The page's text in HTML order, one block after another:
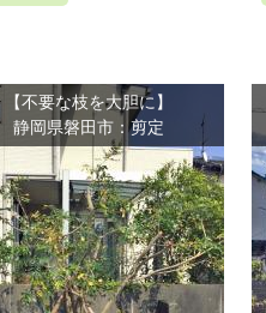
【不要な枝を大胆に】
静岡県磐田市：剪定